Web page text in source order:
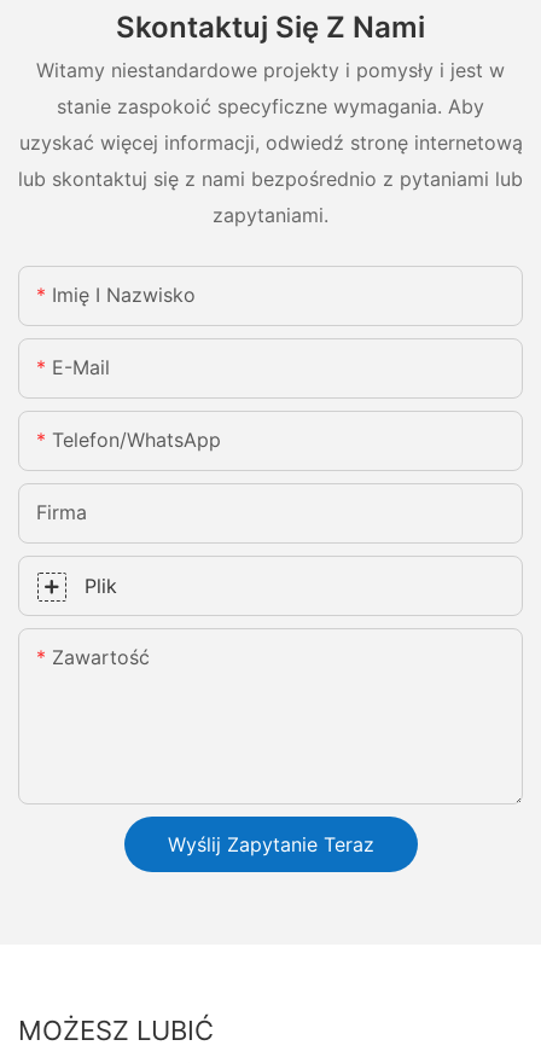
Skontaktuj Się Z Nami
Witamy niestandardowe projekty i pomysły i jest w
stanie zaspokoić specyficzne wymagania. Aby
uzyskać więcej informacji, odwiedź stronę internetową
lub skontaktuj się z nami bezpośrednio z pytaniami lub
zapytaniami.
Imię I Nazwisko
E-Mail
Telefon/WhatsApp
Firma
Plik
Zawartość
Wyślij Zapytanie Teraz
MOŻESZ LUBIĆ